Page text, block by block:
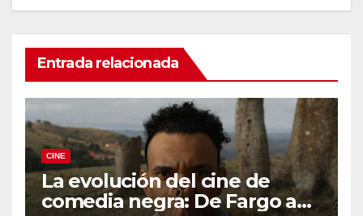
Entrada relacionada
CINE
La evolución del cine de
comedia negra: De Fargo a